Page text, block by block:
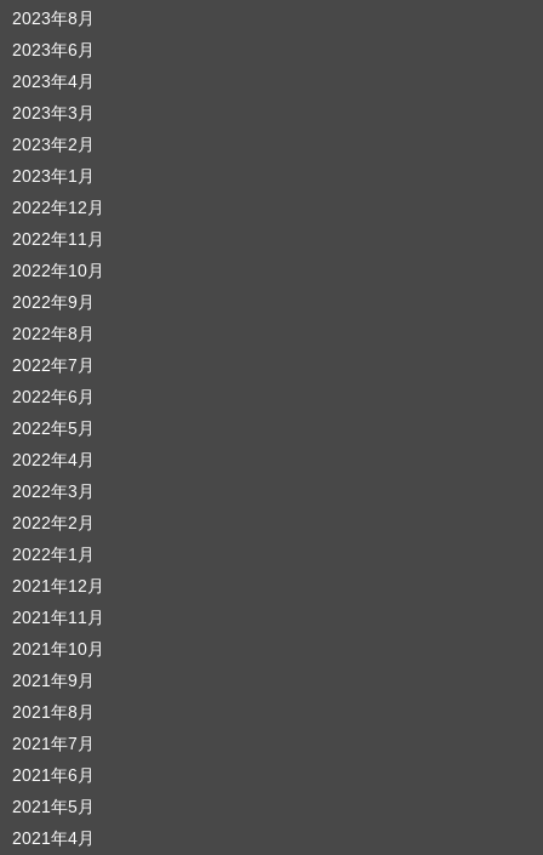
2023年8月
2023年6月
2023年4月
2023年3月
2023年2月
2023年1月
2022年12月
2022年11月
2022年10月
2022年9月
2022年8月
2022年7月
2022年6月
2022年5月
2022年4月
2022年3月
2022年2月
2022年1月
2021年12月
2021年11月
2021年10月
2021年9月
2021年8月
2021年7月
2021年6月
2021年5月
2021年4月